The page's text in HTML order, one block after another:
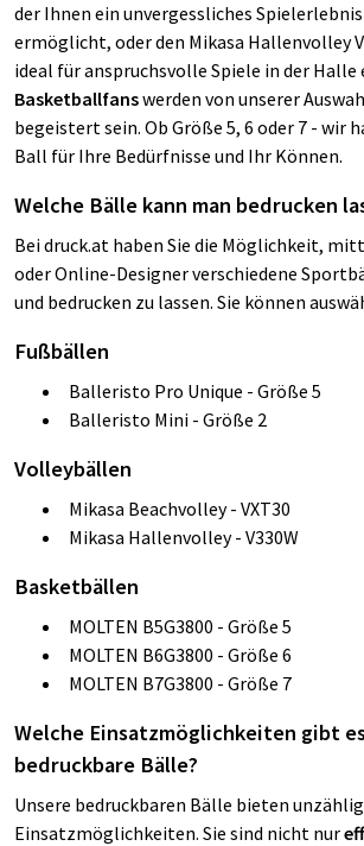
der Ihnen ein unvergessliches
ermöglicht, oder den Mikasa Hallenvolley
ideal für anspruchsvolle Spiele in der Halle
Basketballfanswerden von unserer
begeistert sein. Ob Größe 5, 6 oder 7 - wir
Ball für Ihre Bedürfnisse und Ihr Können.
Welche Bälle kann man bedrucken
Bei druck.at haben Sie die Möglichkeit,
oder Online-Designer verschiedene
und bedrucken zu lassen. Sie können
Fußbällen
Balleristo Pro Unique - Größe 5
Balleristo Mini - Größe 2
Volleybällen
Mikasa Beachvolley - VXT30
Mikasa Hallenvolley - V330W
Basketbällen
MOLTEN B5G3800 - Größe 5
MOLTEN B6G3800 - Größe 6
MOLTEN B7G3800 - Größe 7
Welche Einsatzmöglichkeiten gibt
bedruckbare Bälle?
Unsere bedruckbaren Bälle bieten
Einsatzmöglichkeiten. Sie sind nicht nur